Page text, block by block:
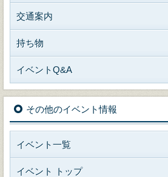
交通案内
持ち物
イベントQ&A
その他のイベント情報
イベント一覧
イベント トップ